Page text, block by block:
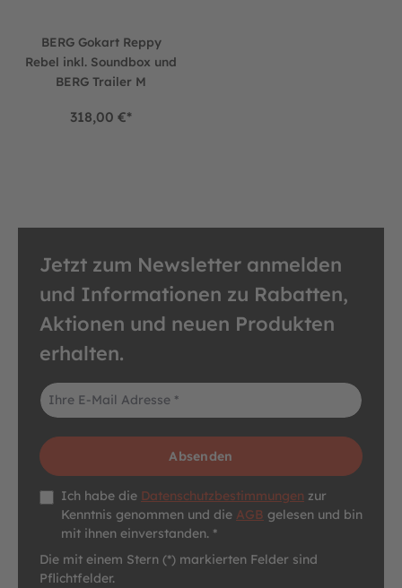
BERG Gokart Reppy
Rebel inkl. Soundbox und
BERG Trailer M
318,00 €*
Jetzt zum Newsletter anmelden
und Informationen zu Rabatten,
Aktionen und neuen Produkten
erhalten.
E-Mail-Adresse*
Absenden
Datenschutz *
Ich habe die Datenschutzbestimmungen zur
Kenntnis genommen und die AGB gelesen und bin
mit ihnen einverstanden. *
Die mit einem Stern (*) markierten Felder sind
Pflichtfelder.